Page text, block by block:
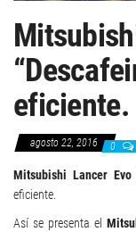
eficiente.
agosto 22, 2016 0
Mitsubishi Lancer Evo
eficiente.
Así se presenta el